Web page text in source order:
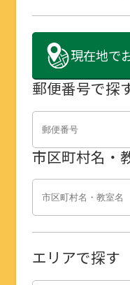
現在地で
郵便番号で探
市区町村名・
エリアで探す